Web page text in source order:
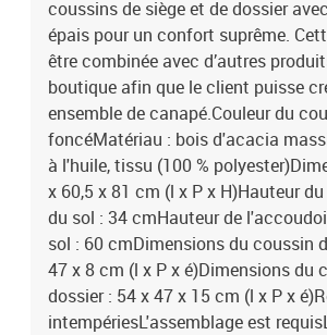
coussins de siège et de dossier
épais pour un confort suprême.
être combinée avec d’autres
boutique afin que le client puisse
ensemble de canapé.Couleur du
foncéMatériau : bois d'acacia
à l'huile, tissu (100 %
x 60,5 x 81 cm (l x P x H)Hauteur
du sol : 34 cmHauteur de
sol : 60 cmDimensions du coussin
47 x 8 cm (l x P x é)Dimensions du
dossier : 54 x 47 x 15 cm (l x P x
intempériesL'assemblage est